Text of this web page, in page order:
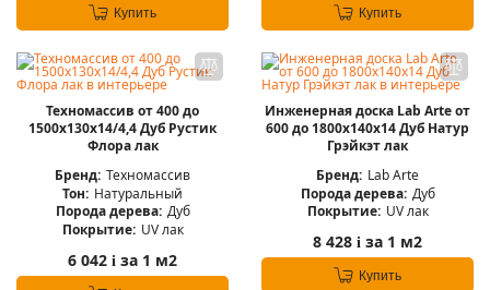
Купить Купить
Техномассив от 400 до
1500х130х14/4,4 Дуб Рустик
Флора лак
Бренд: Техномассив
Тон: Натуральный
Порода дерева: Дуб
Покрытие: UV лак
6 042 i за 1 м2
Инженерная доска Lab Arte от
600 до 1800х140х14 Дуб Натур
Грэйкэт лак
Бренд: Lab Arte
Порода дерева: Дуб
Покрытие: UV лак
8 428 i за 1 м2
Купить